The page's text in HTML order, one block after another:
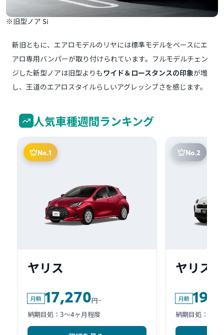
※旧型ノア Si
新旧ともに、エアロモデルのリヤには標準モデルをベースにエ
アロ専用バンパーが取り付けられています。フルモデルチェン
ジした新型ノアは旧型よりも ワイド＆ロースタンスの印象が増
し、王道のエアロスタイルらしいアグレッシブさを感じます。